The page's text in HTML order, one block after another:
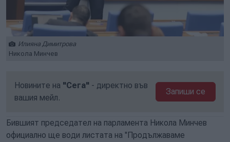
Илияна Димитрова
Никола Минчев
Новините на "Сега" - директно във
вашия мейл.
Запиши се
Бившият председател на парламента Никола Минчев
официално ще води листата на ''Продължаваме